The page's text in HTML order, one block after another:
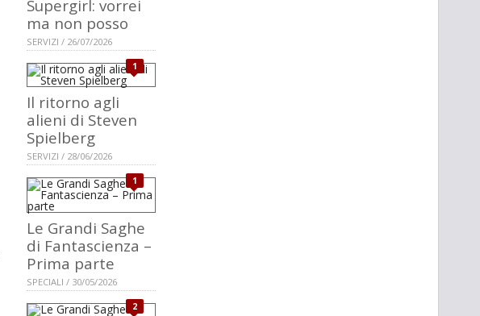
Supergirl: vorrei
ma non posso
SERVIZI / 26/07/2026
1
Il ritorno agli
alieni di Steven
Spielberg
SERVIZI / 28/06/2026
1
Le Grandi Saghe
di Fantascienza –
Prima parte
SPECIALI / 30/05/2026
2